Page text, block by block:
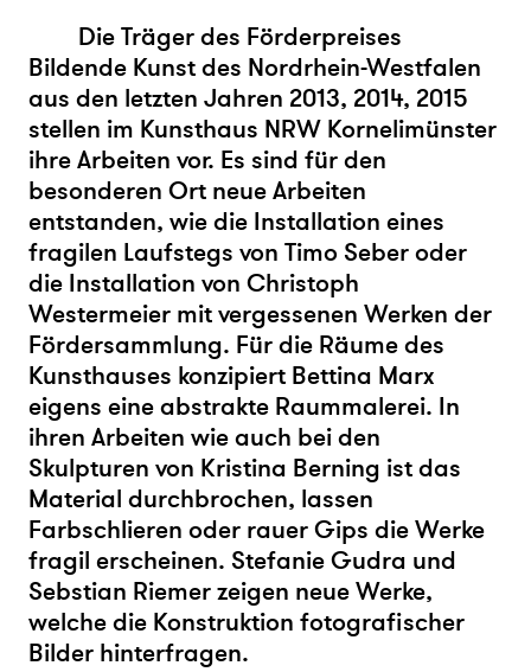
Die Träger des Förderpreises
Bildende Kunst des Nordrhein-Westfalen
aus den letzten Jahren 2013, 2014, 2015
stellen im Kunsthaus NRW Kornelimünster
ihre Arbeiten vor. Es sind für den
besonderen Ort neue Arbeiten
entstanden, wie die Installation eines
fragilen Laufstegs von Timo Seber oder
die Installation von Christoph
Westermeier mit vergessenen Werken der
Fördersammlung. Für die Räume des
Kunsthauses konzipiert Bettina Marx
eigens eine abstrakte Raummalerei. In
ihren Arbeiten wie auch bei den
Skulpturen von Kristina Berning ist das
Material durchbrochen, lassen
Farbschlieren oder rauer Gips die Werke
fragil erscheinen. Stefanie Gudra und
Sebstian Riemer zeigen neue Werke,
welche die Konstruktion fotografischer
Bilder hinterfragen.